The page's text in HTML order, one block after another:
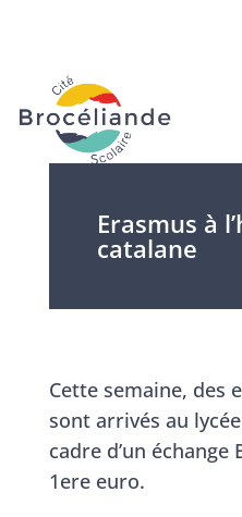
Erasmus à
catalane
Cette semaine, des
sont arrivés au
cadre d’un échange
1ere euro.